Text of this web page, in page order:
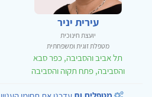
עירית יניר
יועצת חינוכית
מטפלת זוגית ומשפחתית
תל אביב והסביבה, כפר סבא
והסביבה, פתח תקוה והסביבה